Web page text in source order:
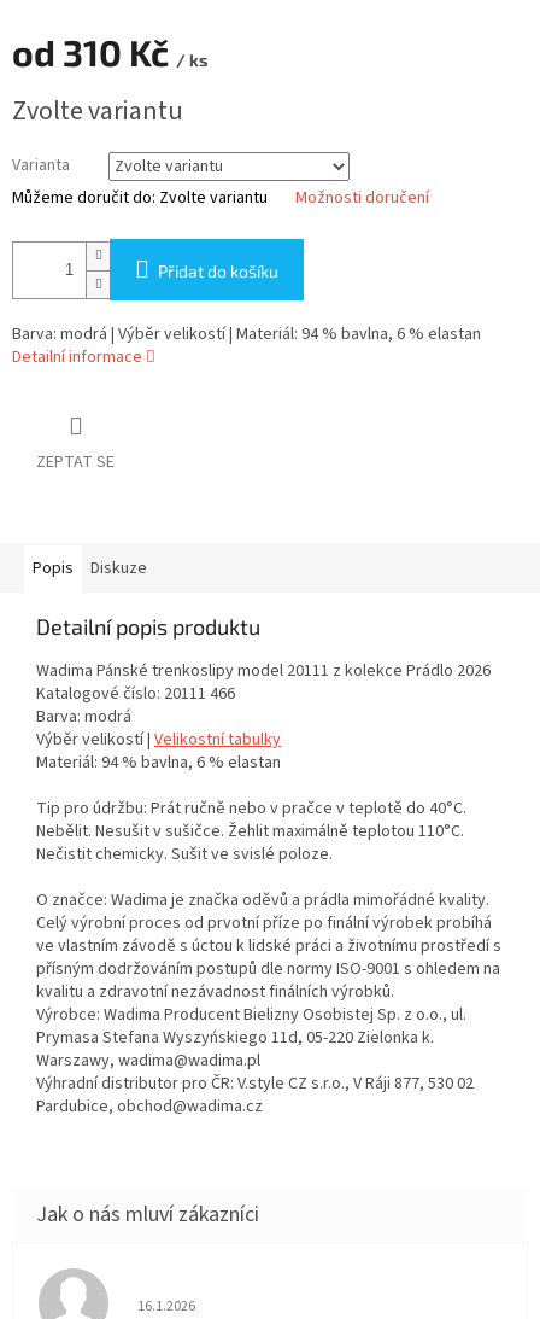
od 310 Kč / ks
cena:
Zvolte variantu
Varianta
Můžeme doručit do: Zvolte variantu Možnosti doručení
Přidat do košíku
Barva: modrá | Výběr velikostí | Materiál: 94 % bavlna, 6 % elastan
Detailní informace
ZEPTAT SE
Popis Diskuze
Detailní popis produktu
Wadima Pánské trenkoslipy model 20111 z kolekce Prádlo 2026
Katalogové číslo: 20111 466
Barva: modrá
Výběr velikostí | Velikostní tabulky
Materiál: 94 % bavlna, 6 % elastan
Tip pro údržbu: Prát ručně nebo v pračce v teplotě do 40°C.
Nebělit. Nesušit v sušičce. Žehlit maximálně teplotou 110°C.
Nečistit chemicky. Sušit ve svislé poloze.
O značce: Wadima je značka oděvů a prádla mimořádné kvality.
Celý výrobní proces od prvotní příze po finální výrobek probíhá
ve vlastním závodě s úctou k lidské práci a životnímu prostředí s
přísným dodržováním postupů dle normy ISO-9001 s ohledem na
kvalitu a zdravotní nezávadnost finálních výrobků.
Výrobce: Wadima Producent Bielizny Osobistej Sp. z o.o., ul.
Prymasa Stefana Wyszyńskiego 11d, 05-220 Zielonka k.
Warszawy, wadima@wadima.pl
Výhradní distributor pro ČR: V.style CZ s.r.o., V Ráji 877, 530 02
Pardubice, obchod@wadima.cz
Hodnocení obchodu je 5 z 5 hvězdiček.
16.1.2026